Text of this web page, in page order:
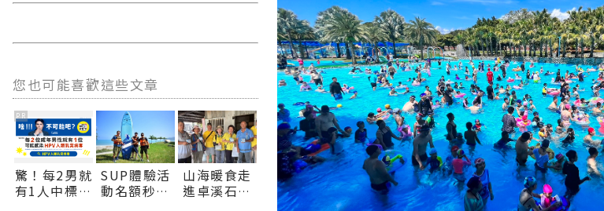
您也可能喜歡這些文章
驚！每2男就
有1人中標？
PR
SUP體驗活
動名額秒殺
山海暖食走
進卓溪石平